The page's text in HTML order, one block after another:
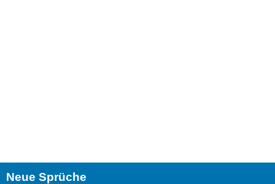
Neue Sprüche